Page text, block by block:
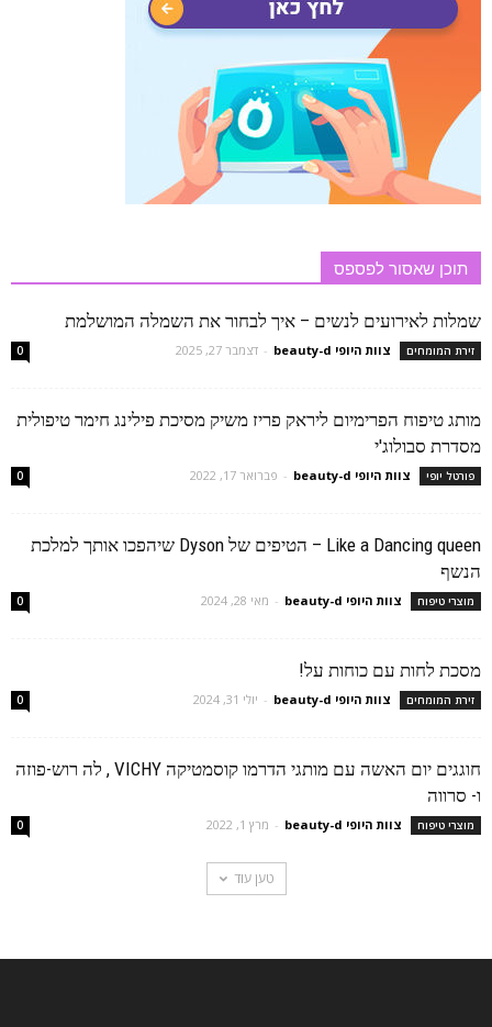
תוכן שאסור לפספס
שמלות לאירועים לנשים – איך לבחור את השמלה המושלמת
זירת המומחים צוות היופי beauty-d - דצמבר 27, 2025 0
מותג טיפוח הפרימיום ליראק פריז משיק מסיכת פילינג חימר טיפולית
מסדרת סבולוג'י
פורטל יופי צוות היופי beauty-d - פברואר 17, 2022 0
Like a Dancing queen – הטיפים של Dyson שיהפכו אותך למלכת
הנשף
מוצרי טיפוח צוות היופי beauty-d - מאי 28, 2024 0
מסכת לחות עם כוחות על!
זירת המומחים צוות היופי beauty-d - יולי 31, 2024 0
חוגגים יום האשה עם מותגי הדרמו קוסמטיקה VICHY , לה רוש-פוזה
ו- סרווה
מוצרי טיפוח צוות היופי beauty-d - מרץ 1, 2022 0
טען עוד